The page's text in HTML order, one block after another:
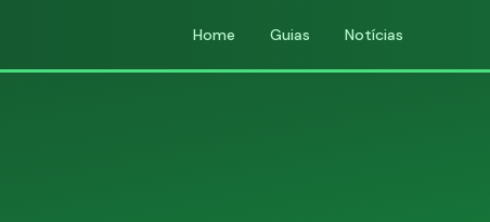
Home Guias Notícias